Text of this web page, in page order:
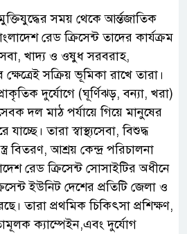
সময় থেকে আর্ন্তজাতিক
রেড ক্রিসেন্ট তাদের কার্যক্রম
খাদ্য ও ওষুধ সরবরাহ,
সক্রিয় ভূমিকা রাখে তারা।
দুর্যোগে (ঘূর্ণিঝড়, বন্যা, খরা)
দল মাঠ পর্যায়ে গিয়ে মানুষের
তারা স্বাস্থ্যসেবা, বিশুদ্ধ
বিতরণ, আশ্রয় কেন্দ্র পরিচালনা
রেড ক্রিসেন্ট সোসাইটির অধীনে
ইউনিট দেশের প্রতিটি জেলা ও
তারা প্রথমিক চিকিৎসা প্রশিক্ষণ,
ক্যাম্পেইন,এবং দুর্যোগ